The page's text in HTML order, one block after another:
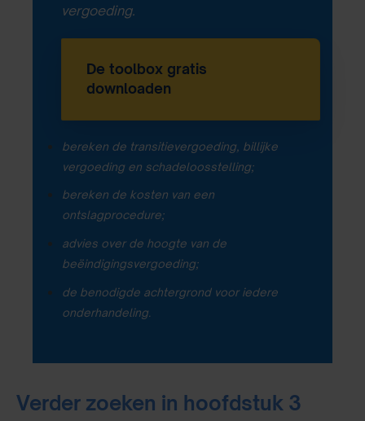
vergoeding.
De toolbox gratis
downloaden
bereken de transitievergoeding, billijke
vergoeding en schadeloosstelling;
bereken de kosten van een
ontslagprocedure;
advies over de hoogte van de
beëindigingsvergoeding;
de benodigde achtergrond voor iedere
onderhandeling.
Verder zoeken in hoofdstuk 3